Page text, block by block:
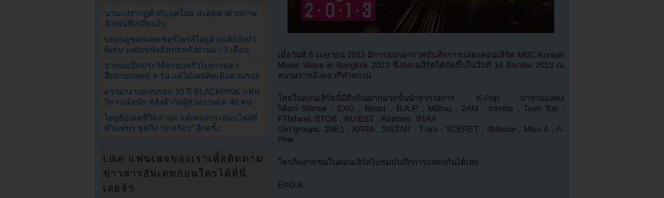
เมื่อวันที่ 6 เมษายน 2013 มีการออกอากาศบันทึกการแสดงคอนเสิร์ต MBC Korean
Music Wave in Bangkok 2013 ซึ่งคอนเสิร์ตได้จัดขึ้นในวันที่ 16 มีนาคม 2013 ณ
สนามราชมังคลากีฬาสถาน
โดยในคอนเสิร์ตนี้มีศิลปินมากมายชั้นนำจากวงการ K-Pop มาร่วมแสดง
ได้แก่ Shinee , EXO , Beast , B.A.P , MBlaq , 2AM , Infinite , Teen Top ,
FTIsland, BTOB , NU’EST , Airplane, B1A4
Girl groups: 2NE1 , KARA , SISTAR , T-ara , SCERET , 4Minute , Miss A , A-
Pink
ใครที่พลาดชมในคอนเสิร์ตไปชมบันทึกการแสดงกันได้เลย
EXO-K
นานะปรากฏตัวกับลุคใหม่ สะดุดตาด้วยภาพ
ลักษณ์ที่เปลี่ยนไป
บยอนอูซอกเคยเซอร์ไพรส์ไอยูด้วยเค้กสั่งทำ
พิเศษ แฟนๆเพิ่งสังเกตหลังผ่านมา 3 เดือน
ฮายองเปิดประวัติครอบครัวไม่ธรรมดา
สืบสายแพทย์ 4 รุ่น แต่ไม่เคยคิดเดินตามรอย
ดราม่างานครบรอบ 10 ปี BLACKPINK แฟน
วิจารณ์หนัก หลังจำกัดผู้ร่วมงานแค่ 40 คน
ไอยูอัปเดตชีวิตล่าสุด แต่เพลงประกอบโพสต์
ทำแฟนๆ พูดถึง “จางกีฮา” อีกครั้ง
Like แฟนเพจของเราเพื่อติดตาม
ข่าวสารอัพเดทก่อนใครได้ที่นี่
เลยจ้า